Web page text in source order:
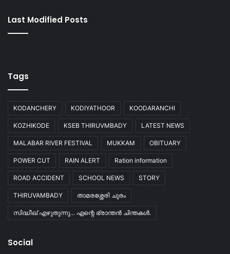
Last Modified Posts
Tags
KODANCHERY KODIYATHOOR KOODARANCHI
KOZHIKODE KSEB THIRUVMBADY LATEST NEWS
MALABAR RIVER FESTIVAL MUKKAM OBITUARY
POWER CUT RAIN ALERT Ration information
ROAD ACCIDENT SCHOOL NEWS STORY
THIRUVAMBADY താമരശ്ശേരി ചുരം
സിദ്ധീഖ് എഴുതുന്നു… എന്റെ ഭ്രാന്തൻ ചിന്തകൾ.
Social